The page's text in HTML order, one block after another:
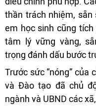
thần trách nhiệm, sẵn
em học sinh cũng
tâm lý vững vàng,
trọng đánh dấu bước
Trước sức “nóng” của
và Đào tạo đã chủ
ngành và UBND các